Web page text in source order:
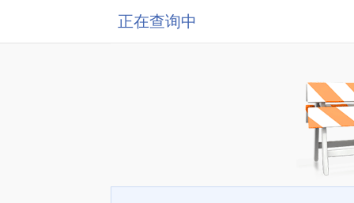
正在查询中